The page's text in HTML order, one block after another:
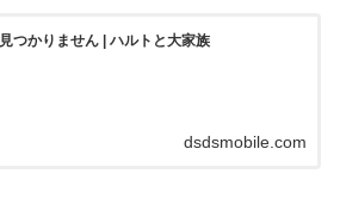
見つかりません | ハルトと大家族
dsdsmobile.com